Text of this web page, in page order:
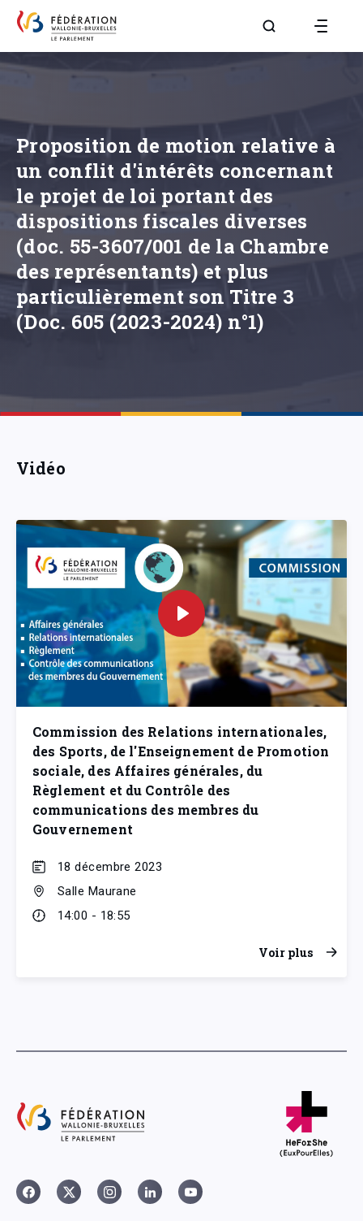
Aller à la page
Proposition de motion relative à
un conflit d'intérêts concernant
le projet de loi portant des
dispositions fiscales diverses
(doc. 55-3607/001 de la Chambre
des représentants) et plus
particulièrement son Titre 3
(Doc. 605 (2023-2024) n°1)
Vidéo
Commission des Relations internationales,
des Sports, de l'Enseignement de Promotion
sociale, des Affaires générales, du
Règlement et du Contrôle des
communications des membres du
Gouvernement
18 décembre 2023
Salle Maurane
14:00 - 18:55
Voir plus